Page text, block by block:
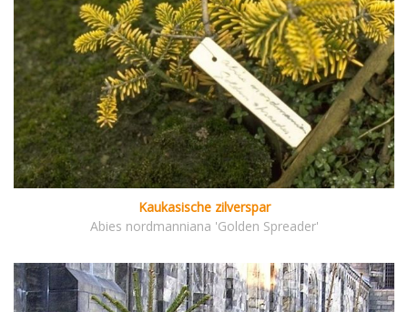
Kaukasische zilverspar
Abies nordmanniana 'Golden Spreader'